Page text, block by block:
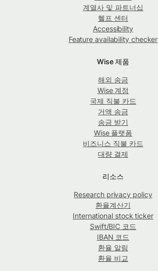
계열사 및 파트너십
헬프 센터
Accessibility
Feature availability checker
Wise 제품
해외 송금
Wise 계정
국제 직불 카드
거액 송금
송금 받기
Wise 플랫폼
비즈니스 직불 카드
대량 결제
리소스
Research privacy policy
환율계산기
International stock ticker
Swift/BIC 코드
IBAN 코드
환율 알림
환율 비교